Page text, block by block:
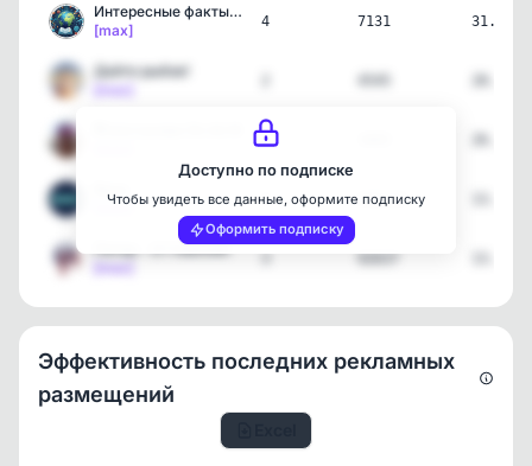
Интересные факты. Удивит…
[max]
4 7131
Дайте рыбов!
1
[max]
4 408102
Питер - О Главном!
3 92637
Доступно по подписке
Чтобы увидеть все данные, оформите подписку
Оформить подписку
Эффективность последних рекламных
размещений